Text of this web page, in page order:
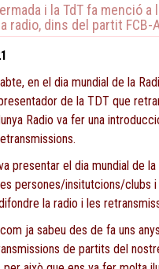
i la TdT fa menció a
radio, dins del partit FCB-
en el dia mundial de la
de la TDT que
Radio va fer una
presentar el dia mundial de
persones/insitutcions/clubs
la radio i les
ja sabeu des de fa uns
de partits del